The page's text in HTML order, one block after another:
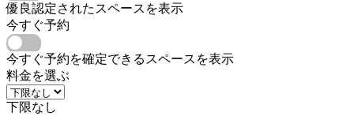
優良認定されたスペースを表示
今すぐ予約
今すぐ予約を確定できるスペースを表示
料金を選ぶ
下限なし